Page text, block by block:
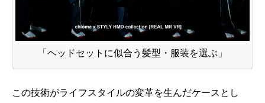
「ヘッドセットに似合う髪型・服装を選ぶ」
この技術がライフスタイルの変革を生んだケースとし